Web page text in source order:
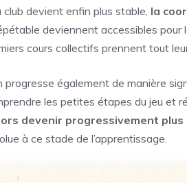
devient enfin plus stable, la
deviennent accessibles pour
cours collectifs prennent tout
progresse également de manière
les petites étapes du jeu et
devenir progressivement
à ce stade de l’apprentissage.